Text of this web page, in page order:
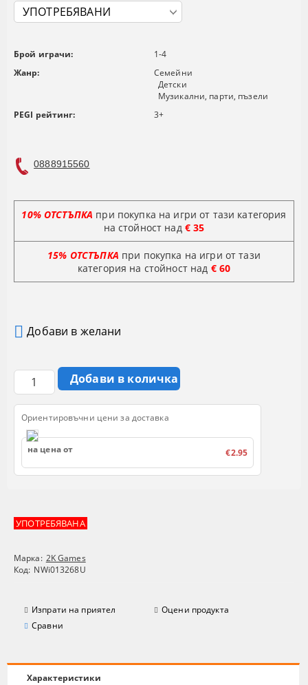
УПОТРЕБЯВАНА
Марка: 2K Games
Код: NWi013268U
Изпрати на приятел
Оцени продукта
Сравни
Брой играчи:
1-4
Жанр:
Семейни
Детски
Музикални, парти, пъзели
PEGI рейтинг:
3+
0888915560
10% ОТСТЪПКА при покупка на игри от тази категория
на стойност над € 35
15% ОТСТЪПКА при покупка на игри от тази
категория на стойност над € 60
Добави в желани
Ориентировъчни цени за доставка
на цена от €2.95
Характеристики